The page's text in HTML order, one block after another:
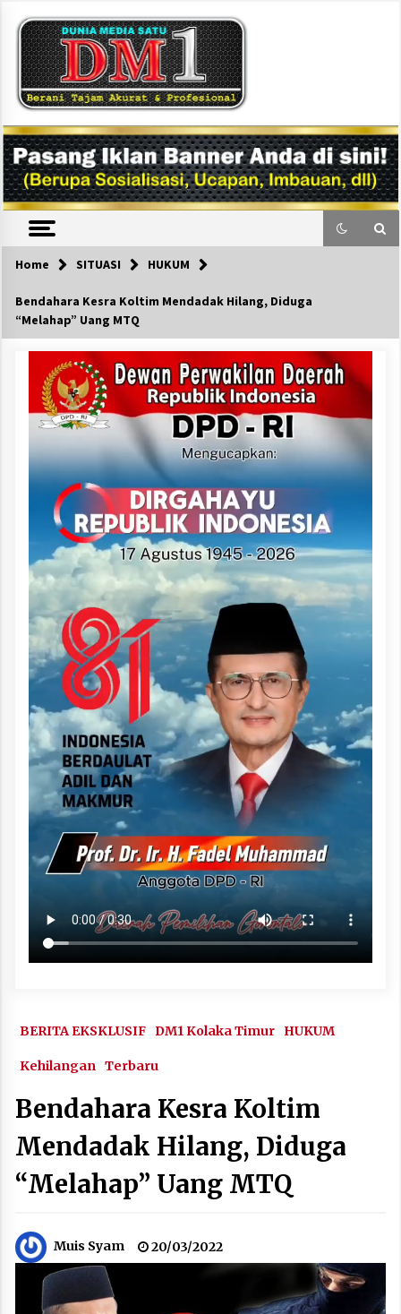
content
DM1
Home SITUASI HUKUM
Bendahara Kesra Koltim Mendadak Hilang, Diduga
“Melahap” Uang MTQ
BERITA EKSKLUSIF DM1 Kolaka Timur HUKUM
Kehilangan Terbaru
Bendahara Kesra Koltim
Mendadak Hilang, Diduga
“Melahap” Uang MTQ
Muis Syam 20/03/2022